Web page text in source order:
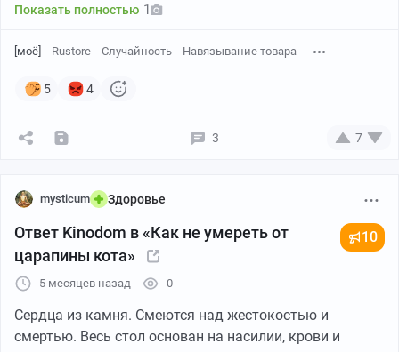
Показать полностью 1
[моё] Rustore Случайность Навязывание товара
5 4
3 7
mysticum Здоровье
Ответ Kinodom в «Как не умереть от
царапины кота»
10
5 месяцев назад 0
Сердца из камня. Смеются над жестокостью и
смертью. Весь стол основан на насилии, крови и